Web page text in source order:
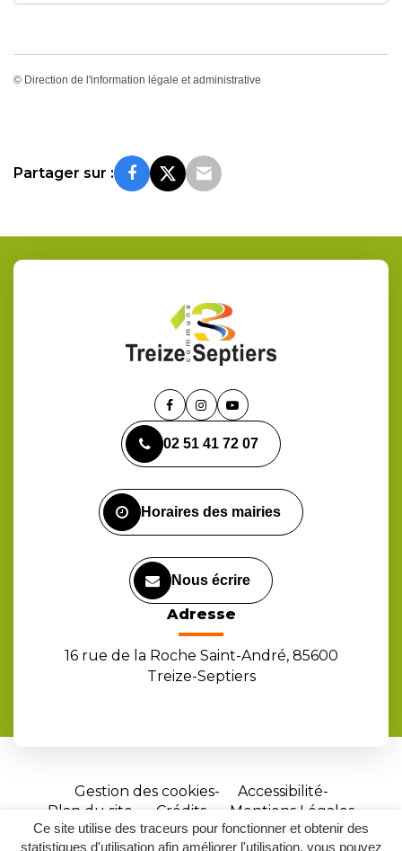
Ce site utilise des traceurs pour fonctionner et obtenir des
statistiques d'utilisation afin améliorer l'utilisation, vous pouvez
© Direction de l'information légale et administrative
Partager sur :
Lien
le
compte
Lien
le
compte
Lien
la
chaîne
02 51 41 72 07
Horaires des mairies
Nous écrire
Adresse
16 rue de la Roche Saint-André, 85600
Treize-Septiers
Gestion des cookies
Accessibilité
Plan du site
Crédits
Mentions Légales
Site